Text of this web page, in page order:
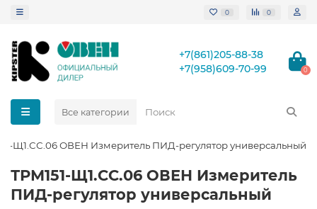
0 0
+7(861)205-88-38
+7(958)609-70-99
0
Все категории
Щ1.СС.06 ОВЕН Измеритель ПИД-регулятор универсальный
ТРМ151-Щ1.СС.06 ОВЕН Измеритель
ПИД-регулятор универсальный